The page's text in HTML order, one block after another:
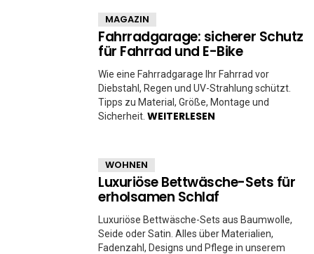
MAGAZIN
Fahrradgarage: sicherer Schutz
für Fahrrad und E-Bike
Wie eine Fahrradgarage Ihr Fahrrad vor
Diebstahl, Regen und UV-Strahlung schützt.
Tipps zu Material, Größe, Montage und
Sicherheit. WEITERLESEN
WOHNEN
Luxuriöse Bettwäsche-Sets für
erholsamen Schlaf
Luxuriöse Bettwäsche-Sets aus Baumwolle,
Seide oder Satin. Alles über Materialien,
Fadenzahl, Designs und Pflege in unserem